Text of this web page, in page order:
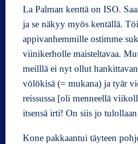
La Palman kenttä on ISO.
ja se näkyy myös kentällä.
appivanhemmille ostimme
viinikerholle maisteltavaa.
meilllä ei nyt ollut
völökisä (= mukana) ja tyär
reissussa [oli menneellä
itsensä irti! On siis jo
Kone pakkaantui täyteen